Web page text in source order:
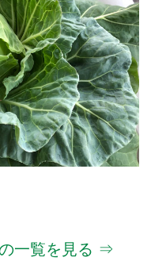
一覧を見る ⇒